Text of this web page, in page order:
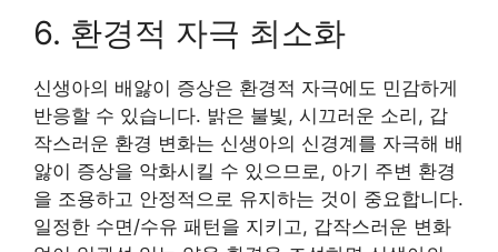
6. 환경적 자극 최소화
신생아의 배앓이 증상은 환경적 자극에도 민감하게
반응할 수 있습니다. 밝은 불빛, 시끄러운 소리, 갑
작스러운 환경 변화는 신생아의 신경계를 자극해 배
앓이 증상을 악화시킬 수 있으므로, 아기 주변 환경
을 조용하고 안정적으로 유지하는 것이 중요합니다.
일정한 수면/수유 패턴을 지키고, 갑작스러운 변화